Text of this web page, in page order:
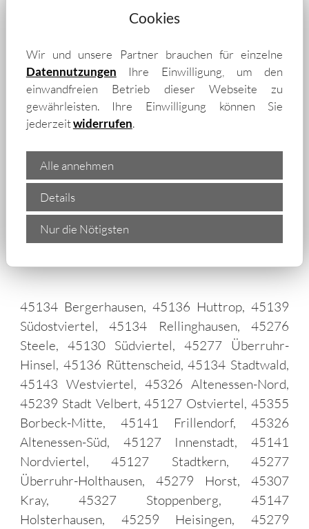
„Wir liefern isolierte
auch in die Umgebung von
Essen – unter anderem in:
45134 Bergerhausen, 45136 Huttrop, 45139
Südostviertel, 45134 Rellinghausen, 45276
Steele, 45130 Südviertel, 45277 Überruhr-
Hinsel, 45136 Rüttenscheid, 45134 Stadtwald,
45143 Westviertel, 45326 Altenessen-Nord,
45239 Stadt Velbert, 45127 Ostviertel, 45355
Borbeck-Mitte, 45141 Frillendorf, 45326
Altenessen-Süd, 45127 Innenstadt, 45141
Nordviertel, 45127 Stadtkern, 45277
Überruhr-Holthausen, 45279 Horst, 45307
Kray, 45327 Stoppenberg, 45147
Holsterhausen, 45259 Heisingen, 45279
Cookies
Wir und unsere Partner brauchen für einzelne
Datennutzungen Ihre Einwilligung, um den
einwandfreien Betrieb dieser Webseite zu
gewährleisten. Ihre Einwilligung können Sie
jederzeitwiderrufen.
Alle annehmen
Details
Nur die Nötigsten